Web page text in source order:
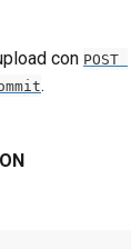
con POST
.